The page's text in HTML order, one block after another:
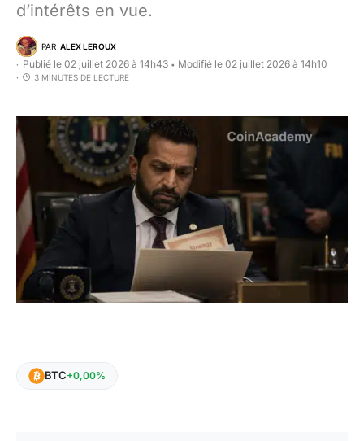
d’intérêts en vue.
PAR ALEX LEROUX
Publié le 02 juillet 2026 à 14h43 • Modifié le 02 juillet 2026 à 14h10
3 MINUTES DE LECTURE
BTC+0,00%